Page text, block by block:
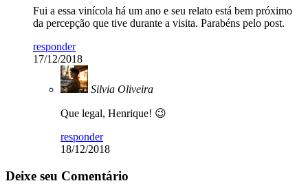
Fui a essa vinícola há um ano e seu relato está bem próximo
da percepção que tive durante a visita. Parabéns pelo post.
responder
17/12/2018
Silvia Oliveira
Que legal, Henrique! 😉
responder
18/12/2018
Deixe seu Comentário